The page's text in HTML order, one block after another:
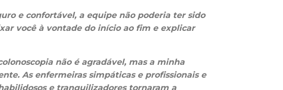
e confortável, a equipe não poderia ter sido
você à vontade do início ao fim e explicar
não é agradável, mas a minha
As enfermeiras simpáticas e profissionais e
e tranquilizadores tornaram a